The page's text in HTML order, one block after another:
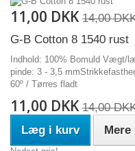
11,00 DKK 14,00
G-B Cotton 8 1540 rust
Indhold: 100% Bomuld Vægt/
pinde: 3 - 3,5
60º / Tørres fladt
11,00 DKK 14,00
Læg i kurv
Mere